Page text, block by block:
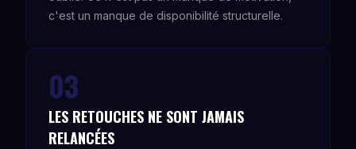
c'est un manque de disponibilité structurelle.
03
LES RETOUCHES NE SONT JAMAIS
RELANCÉES